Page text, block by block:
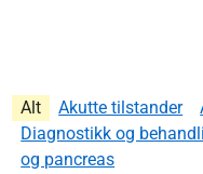
Alt Akutte tilstander
Diagnostikk og
og pancreas